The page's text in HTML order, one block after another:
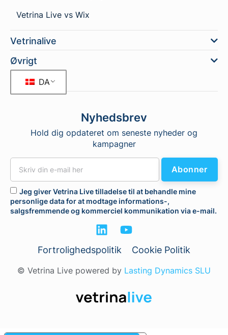
Vetrina Live vs Wix
Vetrinalive
Øvrigt
DA
Nyhedsbrev
Hold dig opdateret om seneste nyheder og
kampagner
Jeg giver Vetrina Live tilladelse til at behandle mine
personlige data for at modtage informations-,
salgsfremmende og kommerciel kommunikation via e-mail.
Abonner
Fortrolighedspolitik Cookie Politik
© Vetrina Live powered by Lasting Dynamics SLU